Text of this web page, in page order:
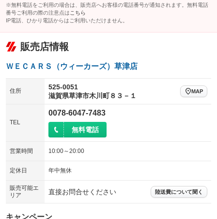
※無料電話をご利用の場合は、販売店へお客様の電話番号が通知されます。無料電話
番号ご利用の際の注意点は こちら
IP電話、ひかり電話からはご利用いただけません。
販売店情報
ＷＥＣＡＲＳ（ウィーカーズ）草津店
住所
525-0051
滋賀県草津市木川町８３－１
MAP
TEL
0078-6047-7483
無料電話
営業時間 10:00～20:00
定休日 年中無休
販売可能エ
リア
直接お問合せください 陸送費について聞く
キャンペーン